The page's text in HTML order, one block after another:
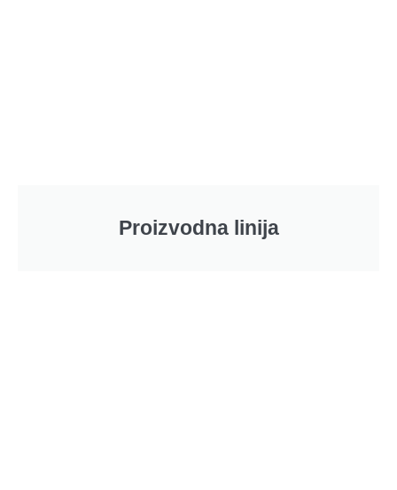
Proizvodna linija